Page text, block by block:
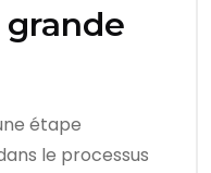
étape
le processus